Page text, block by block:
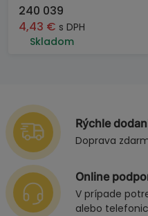
240 039
4,43 € s DPH
Skladom
Rýchle
Doprava
Online
V prípade
alebo